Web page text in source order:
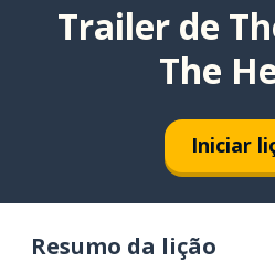
Trailer de
The
Iniciar
Resumo da lição